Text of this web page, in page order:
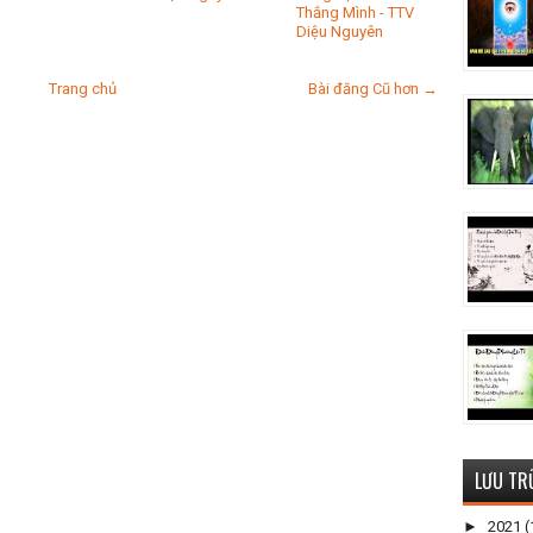
Thắng Mình - TTV
Diệu Nguyên
Bài đăng Cũ hơn →
Trang chủ
LƯU
► 2021